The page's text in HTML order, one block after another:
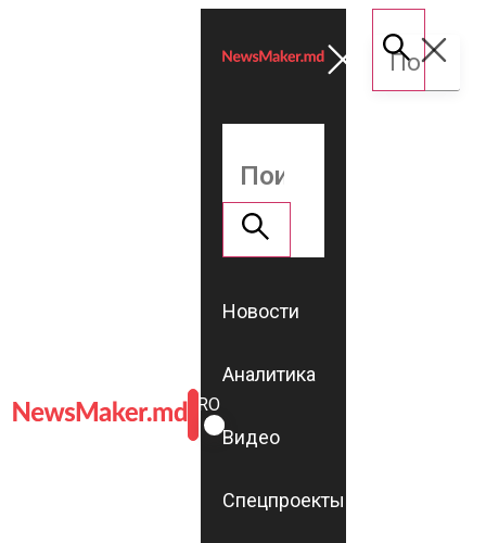
ROMÂNĂ
RU
Новости
Аналитика
Видео
Спецпроекты